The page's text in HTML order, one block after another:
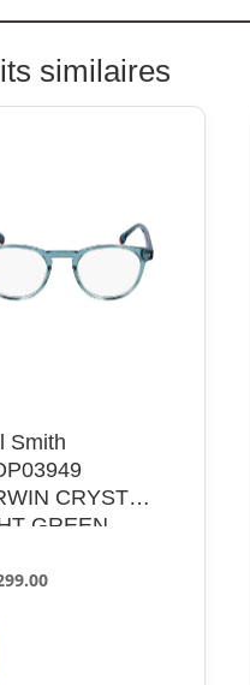
similaires
Smith
CRYSTAL
GREEN